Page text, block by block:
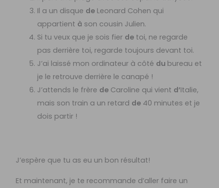
Il a un disque de Leonard Cohen qui
appartient à son cousin Julien.
Si tu veux que je sois fier de toi, ne regarde
pas derrière toi, regarde toujours devant toi.
J’ai laissé mon ordinateur à côté du bureau et
je le retrouve derrière le canapé !
J’attends le frère de Caroline qui vient d’Italie,
mais son train a un retard de 40 minutes et je
dois partir !
J’espère que tu as eu un bon résultat!
Et maintenant, je te recommande d’aller faire un